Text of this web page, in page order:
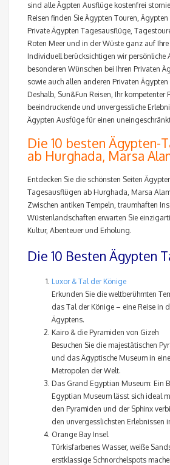
sind alle Ägpten Ausflüge kostenfrei
Reisen finden Sie Ägypten Touren,
Private Ägypten Tagesausflüge,
Roten Meer und in der Wüste ganz auf
Individuell berücksichtigen wir persönliche
besonderen Wünschen bei Ihren Privaten
sowie auch allen anderen Privaten
Deshalb, Sun&Fun Reisen, Ihr kompetenter
beeindruckende und unvergessliche
Ägypten Ausfüge für einen
Die 10 besten Ägypten-
ab Hurghada, Marsa
Entdecken Sie die schönsten Seiten
Tagesausflügen ab Hurghada, Marsa
Zwischen antiken Tempeln, traumhaften
Wüstenlandschaften erwarten Sie
Kultur, Abenteuer und Erholung.
Die 10 Besten Ägypten
Luxor & Tal der Könige
Erkunden Sie die weltberühmten
das Tal der Könige – eine Reise in
Ägyptens.
Kairo & die Pyramiden von Gizeh
Besuchen Sie die majestätischen
und das Ägyptische Museum in
Metropolen der Welt.
Das Grand Egyptian Museum: Ein
Egyptian Museum lässt sich ideal
den Pyramiden und der Sphinx
den unvergesslichsten Erlebnissen
Orange Bay Insel
Türkisfarbenes Wasser, weiße
erstklassige Schnorchelspots